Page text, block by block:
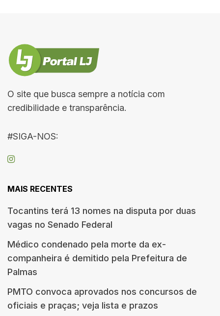
O site que busca sempre a notícia com
credibilidade e transparência.
#SIGA-NOS:
MAIS RECENTES
Tocantins terá 13 nomes na disputa por duas
vagas no Senado Federal
Médico condenado pela morte da ex-
companheira é demitido pela Prefeitura de
Palmas
PMTO convoca aprovados nos concursos de
oficiais e praças; veja lista e prazos